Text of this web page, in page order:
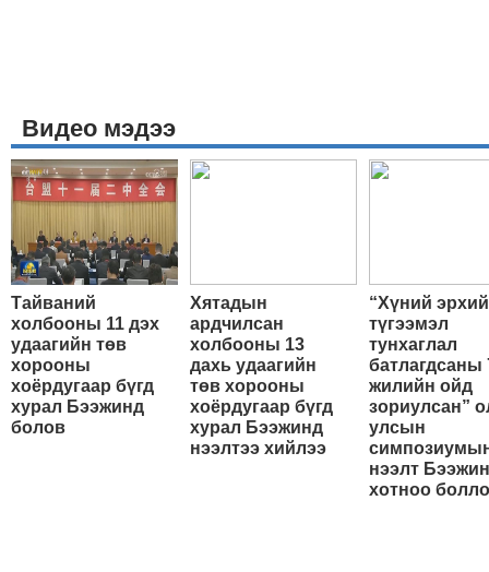
Видео мэдээ
Тайваний
холбооны 11 дэх
удаагийн төв
хорооны
хоёрдугаар бүгд
хурал Бээжинд
болов
Хятадын
ардчилсан
холбооны 13
дахь удаагийн
төв хорооны
хоёрдугаар бүгд
хурал Бээжинд
нээлтээ хийлээ
“Хүний
түгээмэл
тунхаглал
батлагдсаны
жилийн ойд
зориулсан”
улсын
нээлт Бээжин
хотноо